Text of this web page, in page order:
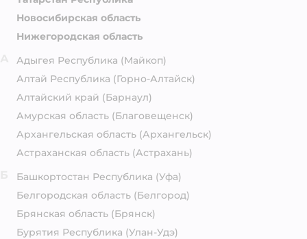
Новосибирская область
Нижегородская область
Адыгея Республика (Майкоп)
Алтай Республика (Горно-Алтайск)
Алтайский край (Барнаул)
Амурская область (Благовещенск)
Архангельская область (Архангельск)
Астраханская область (Астрахань)
Башкортостан Республика (Уфа)
Белгородская область (Белгород)
Брянская область (Брянск)
Бурятия Республика (Улан-Удэ)